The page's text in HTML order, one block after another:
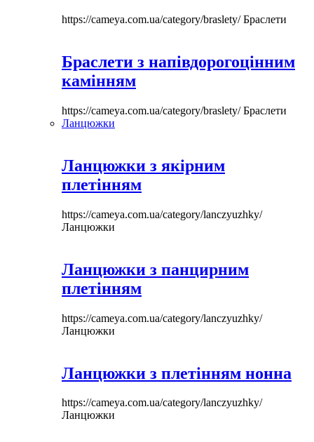
https://cameya.com.ua/category/braslety/Браслети
Браслети з напівдорогоцінним
камінням
https://cameya.com.ua/category/braslety/Браслети
Ланцюжки
Ланцюжки з якірним
плетінням
https://cameya.com.ua/category/lanczyuzhky/
Ланцюжки
Ланцюжки з панцирним
плетінням
https://cameya.com.ua/category/lanczyuzhky/
Ланцюжки
Ланцюжки з плетінням нонна
https://cameya.com.ua/category/lanczyuzhky/
Ланцюжки